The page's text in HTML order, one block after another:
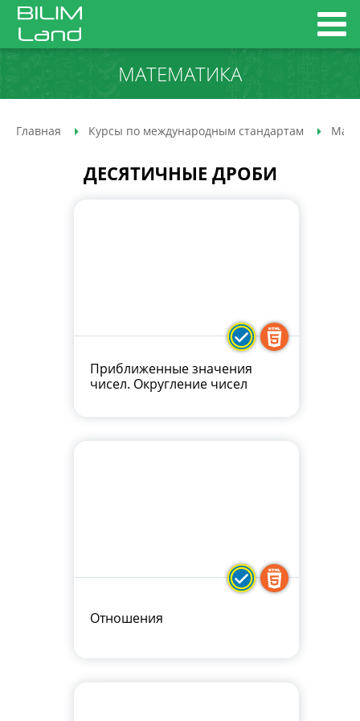
МАТЕМАТИКА
Главная Курсы по международным стандартам
ДЕСЯТИЧНЫЕ ДРОБИ
Приближенные значения
чисел. Округление чисел
Отношения